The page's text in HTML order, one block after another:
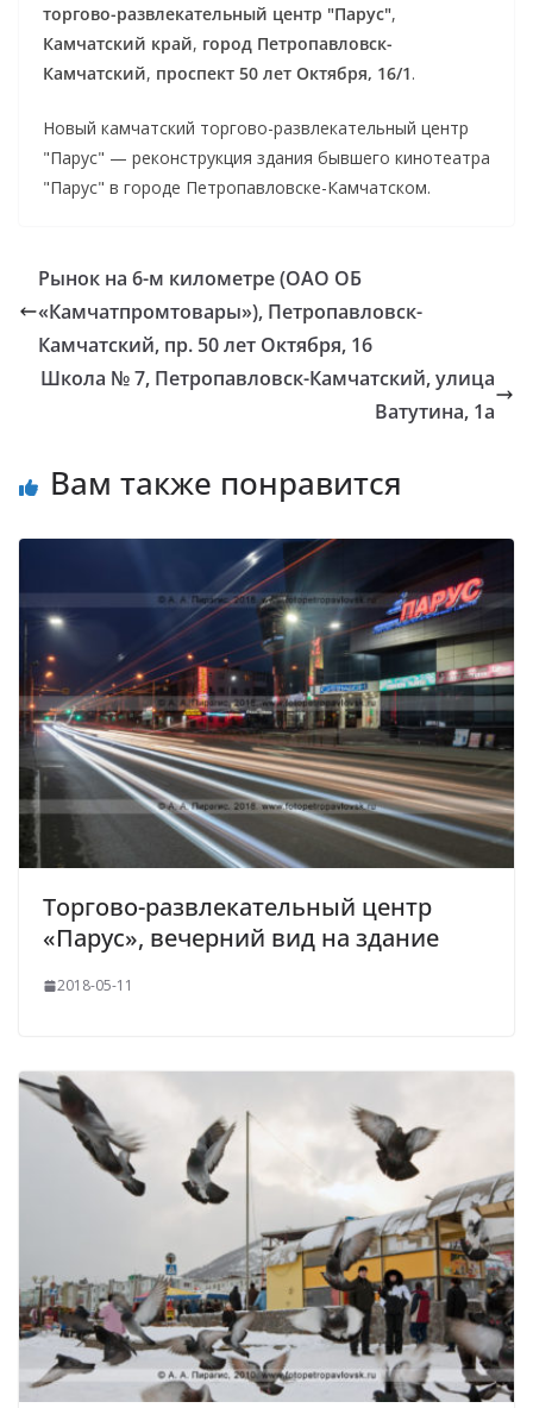
торгово-развлекательный центр "Парус",
Камчатский край, город Петропавловск-
Камчатский, проспект 50 лет Октября, 16/1.
Новый камчатский торгово-развлекательный центр
"Парус" — реконструкция здания бывшего кинотеатра
"Парус" в городе Петропавловске-Камчатском.
Рынок на 6-м километре (ОАО ОБ
«Камчатпромтовары»), Петропавловск-
Камчатский, пр. 50 лет Октября, 16
Школа № 7, Петропавловск-Камчатский, улица
Ватутина, 1а
Вам также понравится
Торгово-развлекательный центр
«Парус», вечерний вид на здание
2018-05-11